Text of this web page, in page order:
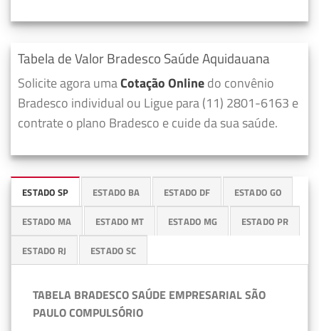
Tabela de Valor Bradesco Saúde Aquidauana
Solicite agora umaCotação Onlinedo convênio
Bradesco individual ou Ligue para (11) 2801-6163 e
contrate o plano Bradesco e cuide da sua saúde.
ESTADO SP ESTADO BA ESTADO DF ESTADO GO
ESTADO MA ESTADO MT ESTADO MG ESTADO PR
ESTADO RJ ESTADO SC
TABELA BRADESCO SAÚDE EMPRESARIAL SÃO
PAULO COMPULSÓRIO